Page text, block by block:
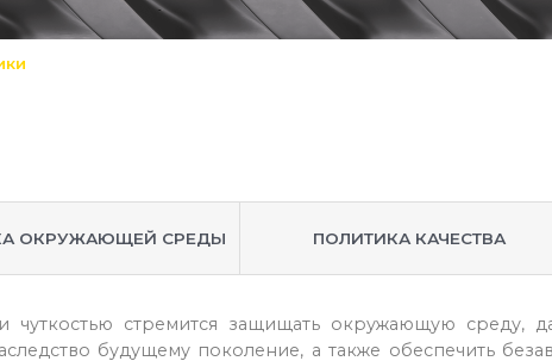
ОКРУЖАЮЩЕЙ СРЕДЫ ПОЛИТИКА КАЧЕСТВА
чуткостью стремится защищать окружающую среду,
будущему поколение, а также обеспечить